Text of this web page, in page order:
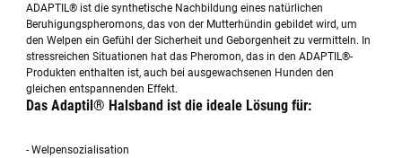
ADAPTIL® ist die synthetische Nachbildung eines natürlichen
Beruhigungspheromons, das von der Mutterhündin gebildet wird, um
den Welpen ein Gefühl der Sicherheit und Geborgenheit zu vermitteln. In
stressreichen Situationen hat das Pheromon, das in den ADAPTIL®-
Produkten enthalten ist, auch bei ausgewachsenen Hunden den
gleichen entspannenden Effekt.
Das Adaptil® Halsband ist die ideale Lösung für:
- Welpensozialisation